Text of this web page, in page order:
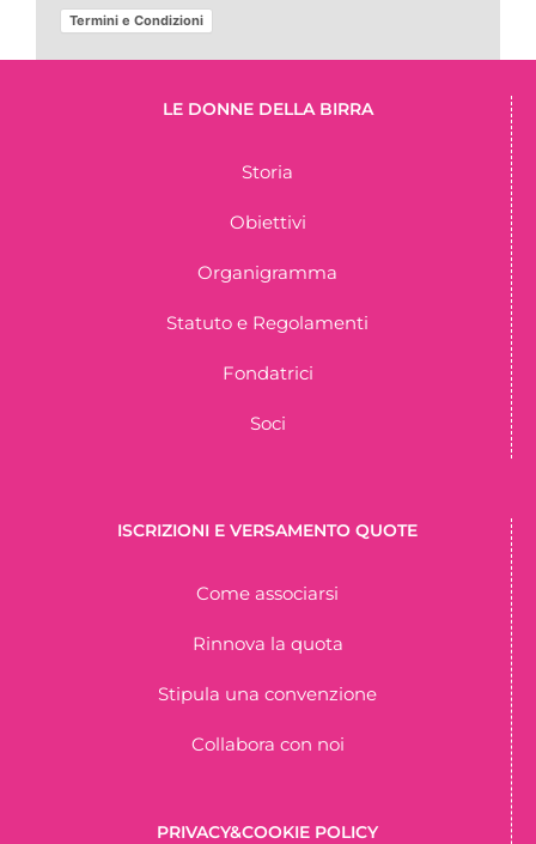
Termini e Condizioni
LE DONNE DELLA BIRRA
Storia
Obiettivi
Organigramma
Statuto e Regolamenti
Fondatrici
Soci
ISCRIZIONI E VERSAMENTO QUOTE
Come associarsi
Rinnova la quota
Stipula una convenzione
Collabora con noi
PRIVACY&COOKIE POLICY